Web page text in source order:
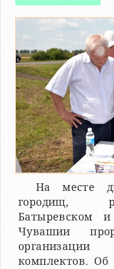
На месте
городищ,
Батыревском
Чувашии
комплектов. Об